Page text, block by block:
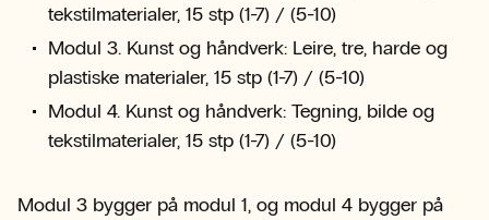
tekstilmaterialer, 15 stp (1-7) / (5-10)
Modul 3. Kunst og håndverk: Leire, tre, harde og
plastiske materialer, 15 stp (1-7) / (5-10)
Modul 4. Kunst og håndverk: Tegning, bilde og
tekstilmaterialer, 15 stp (1-7) / (5-10)
Modul 3 bygger på modul 1, og modul 4 bygger på